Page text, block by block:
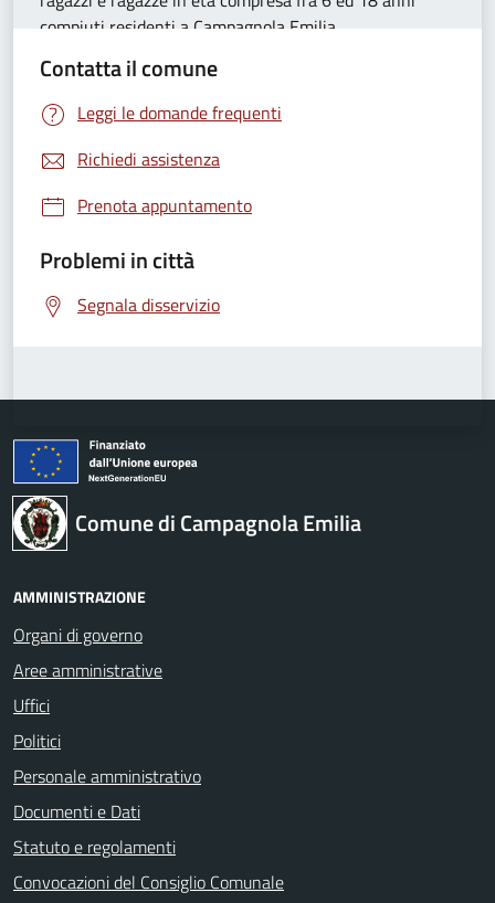
compiuti residenti a Campagnola Emilia
Contatta il comune
Leggi le domande frequenti
Richiedi assistenza
Prenota appuntamento
Problemi in città
Segnala disservizio
Comune di Campagnola Emilia
AMMINISTRAZIONE
Organi di governo
Aree amministrative
Uffici
Politici
Personale amministrativo
Documenti e Dati
Statuto e regolamenti
Convocazioni del Consiglio Comunale